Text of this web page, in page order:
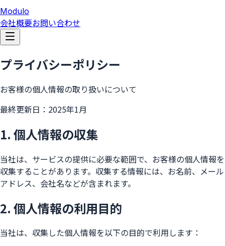
Modulo
会社概要お問い合わせ
プライバシーポリシー
お客様の個人情報の取り扱いについて
最終更新日：2025年1月
1. 個人情報の収集
当社は、サービスの提供に必要な範囲で、お客様の個人情報を
収集することがあります。収集する情報には、お名前、メール
アドレス、会社名などが含まれます。
2. 個人情報の利用目的
当社は、収集した個人情報を以下の目的で利用します：